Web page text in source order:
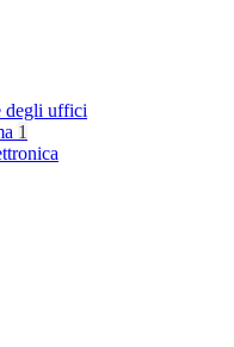
degli uffici
1